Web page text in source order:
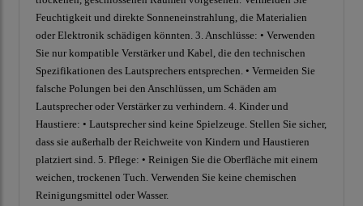
Feuchtigkeit und direkte Sonneneinstrahlung, die Materialien
oder Elektronik schädigen könnten. 3. Anschlüsse: • Verwenden
Sie nur kompatible Verstärker und Kabel, die den technischen
Spezifikationen des Lautsprechers entsprechen. • Vermeiden Sie
falsche Polungen bei den Anschlüssen, um Schäden am
Lautsprecher oder Verstärker zu verhindern. 4. Kinder und
Haustiere: • Lautsprecher sind keine Spielzeuge. Stellen Sie sicher,
dass sie außerhalb der Reichweite von Kindern und Haustieren
platziert sind. 5. Pflege: • Reinigen Sie die Oberfläche mit einem
weichen, trockenen Tuch. Verwenden Sie keine chemischen
Reinigungsmittel oder Wasser.